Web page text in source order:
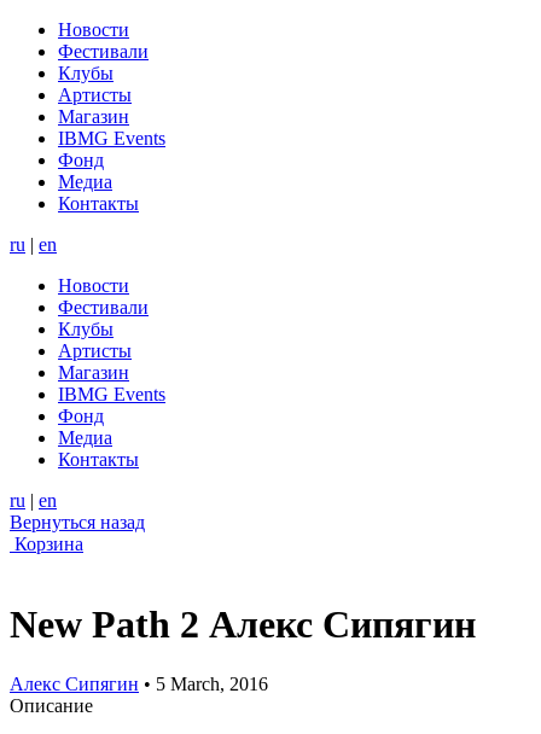
Новости
Фестивали
Клубы
Артисты
Магазин
IBMG Events
Фонд
Медиа
Контакты
ru | en
Новости
Фестивали
Клубы
Артисты
Магазин
IBMG Events
Фонд
Медиа
Контакты
ru | en
Вернуться назад
Корзина
New Path 2 Алекс Сипягин
Алекс Сипягин • 5 March, 2016
Описание